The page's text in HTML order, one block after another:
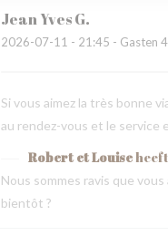
Jean YvesG
2026-07-11 - 21:45 - Gasten 4
Si vous aimez la très bonne
au rendez-vous et le service
Robert et Louise
Nous sommes ravis que
bientôt ?